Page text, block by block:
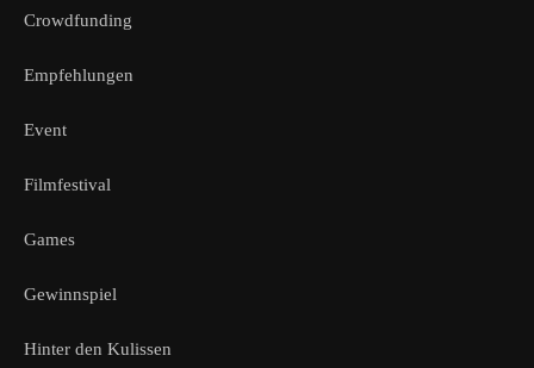
Crowdfunding
Empfehlungen
Event
Filmfestival
Games
Gewinnspiel
Hinter den Kulissen